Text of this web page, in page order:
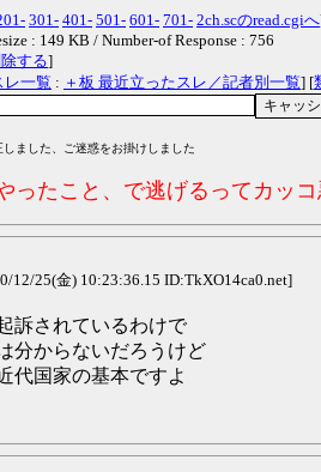
301- 401- 501- 601- 701- 2ch.scのread.cgiへ
: 149 KB / Number-of Response : 756
する]
レ一覧 : ＋板 最近立ったスレ／記者別一覧] [
ました、ご迷惑をお掛けしました
ったこと、で逃げるってカッ
12/25(金) 10:23:36.15 ID:TkXO14ca0.net]
訴されているわけで
分からないだろうけど
代国家の基本ですよ